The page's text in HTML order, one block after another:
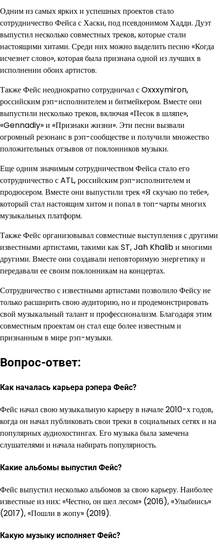
Одним из самых ярких и успешных проектов стало
сотрудничество Фейса с Хаски, под псевдонимом Хадди. Дуэт
выпустил несколько совместных треков, которые стали
настоящими хитами. Среди них можно выделить песню «Когда
исчезнет слово», которая была признана одной из лучших в
исполнении обоих артистов.
Также Фейс неоднократно сотрудничал с Oxxxymiron,
российским рэп-исполнителем и битмейкером. Вместе они
выпустили несколько треков, включая «Песок в шляпе»,
«Gennadiy» и «Признаки жизни». Эти песни вызвали
огромный резонанс в рэп-сообществе и получили множество
положительных отзывов от поклонников музыки.
Еще одним значимым сотрудничеством Фейса стало его
сотрудничество с ATL, российским рэп-исполнителем и
продюсером. Вместе они выпустили трек «Я скучаю по тебе»,
который стал настоящим хитом и попал в топ-чарты многих
музыкальных платформ.
Также Фейс организовывал совместные выступления с другими
известными артистами, такими как ST, Jah Khalib и многими
другими. Вместе они создавали неповторимую энергетику и
передавали ее своим поклонникам на концертах.
Сотрудничество с известными артистами позволило Фейсу не
только расширить свою аудиторию, но и продемонстрировать
свой музыкальный талант и профессионализм. Благодаря этим
совместным проектам он стал еще более известным и
признанным в мире рэп-музыки.
Вопрос-ответ:
Как началась карьера рэпера Фейс?
Фейс начал свою музыкальную карьеру в начале 2010-х годов,
когда он начал публиковать свои треки в социальных сетях и на
популярных аудиохостингах. Его музыка была замечена
слушателями и начала набирать популярность.
Какие альбомы выпустил Фейс?
Фейс выпустил несколько альбомов за свою карьеру. Наиболее
известные из них: «Честно, он шел лесом» (2016), «Улыбнись»
(2017), «Пошли в жопу» (2019).
Какую музыку исполняет Фейс?